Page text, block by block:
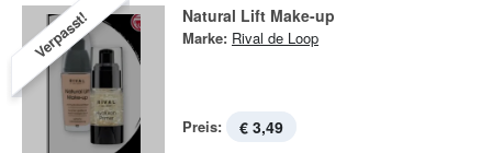
Verpasst! Natural Lift Make-up
Marke: Rival de Loop
Preis: € 3,49